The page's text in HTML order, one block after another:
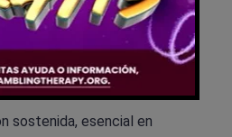
un 20-30%.
sostenida, esencial en